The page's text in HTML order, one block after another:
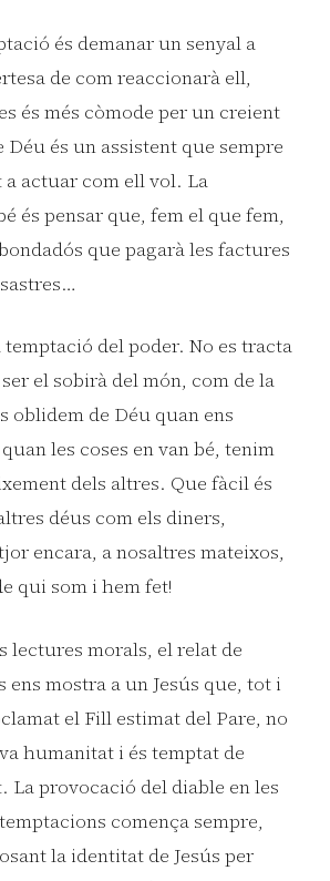
és demanar un senyal a
de com reaccionarà ell,
és més còmode per un creient
Déu és un assistent que sempre
a actuar com ell vol. La
és pensar que, fem el que fem,
que pagarà les factures
temptació del poder. No es tracta
el sobirà del món, com de la
oblidem de Déu quan ens
les coses en van bé, tenim
dels altres. Que fàcil és
déus com els diners,
encara, a nosaltres mateixos,
qui som i hem fet!
lectures morals, el relat de
ens mostra a un Jesús que, tot i
el Fill estimat del Pare, no
humanitat i és temptat de
La provocació del diable en les
comença sempre,
la identitat de Jesús per